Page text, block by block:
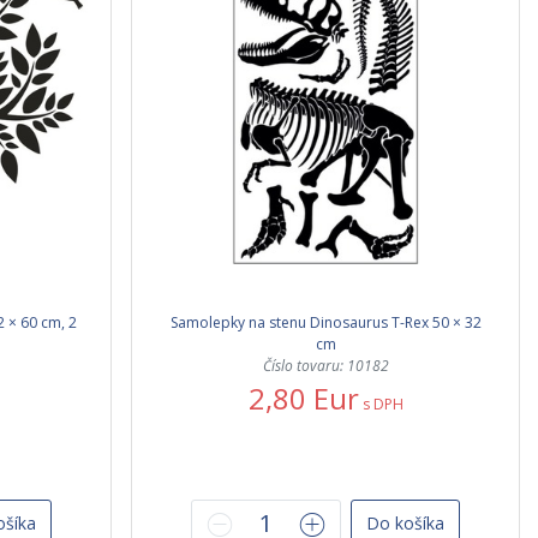
× 60 cm, 2
Samolepky na stenu Dinosaurus T-Rex 50 × 32
cm
Číslo tovaru: 10182
2,80 Eur s DPH
Do košíka